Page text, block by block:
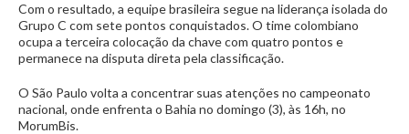
Com o resultado, a equipe brasileira segue na liderança isolada do
Grupo C com sete pontos conquistados. O time colombiano
ocupa a terceira colocação da chave com quatro pontos e
permanece na disputa direta pela classificação.
O São Paulo volta a concentrar suas atenções no campeonato
nacional, onde enfrenta o Bahia no domingo (3), às 16h, no
MorumBis.